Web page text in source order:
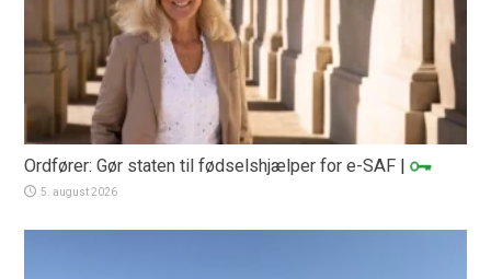
Ordfører: Gør staten til fødselshjælper for e-SAF |
5. august 2026